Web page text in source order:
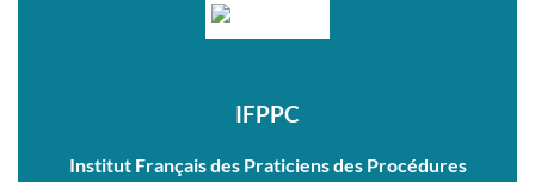
IFPPC
Institut Français des Praticiens des Procédures